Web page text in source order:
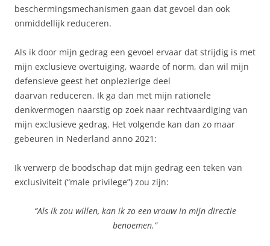
beschermingsmechanismen gaan dat gevoel dan ook
onmiddellijk reduceren.
Als ik door mijn gedrag een gevoel ervaar dat strijdig is met
mijn exclusieve overtuiging, waarde of norm, dan wil mijn
defensieve geest het onplezierige deel
daarvan reduceren. Ik ga dan met mijn rationele
denkvermogen naarstig op zoek naar rechtvaardiging van
mijn exclusieve gedrag. Het volgende kan dan zo maar
gebeuren in Nederland anno 2021:
Ik verwerp de boodschap dat mijn gedrag een teken van
exclusiviteit (“male privilege”) zou zijn:
“Als ik zou willen, kan ik zo een vrouw in mijn directie
benoemen.”